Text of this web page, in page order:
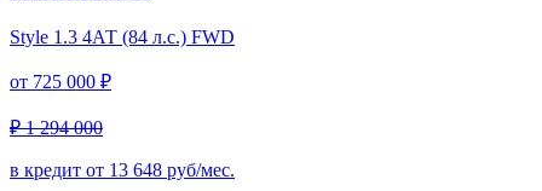
Style 1.3 4АТ (84 л.с.) FWD
от 725 000 ₽
₽ 1 294 000
в кредит от 13 648 руб/мес.